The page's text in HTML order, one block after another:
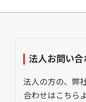
法人お問い合
法人の方の、弊
合わせはこちら